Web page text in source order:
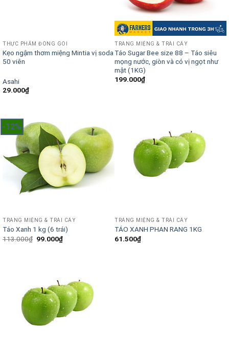
THỰC PHẨM ĐÓNG GÓI
Kẹo ngậm thơm miệng Mintia vị soda
50 viên
Asahi
29.000₫
TRÁNG MIỆNG & TRÁI CÂY
Táo Sugar Bee size 88 – Táo siêu
mọng nước, giòn và có vị ngọt như
mật (1KG)
199.000₫
-12%
TRÁNG MIỆNG & TRÁI CÂY
Táo Xanh 1 kg (6 trái)
113.000₫ Giá
99.000₫Giá
TRÁNG MIỆNG & TRÁI CÂY
TÁO XANH PHAN RANG 1KG
61.500₫